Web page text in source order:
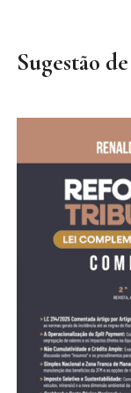
Sugestão